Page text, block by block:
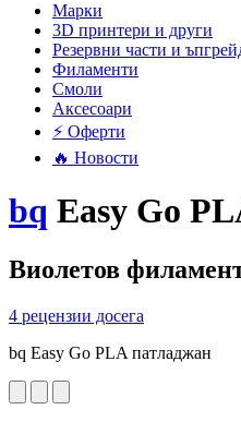
Mарки
3D принтери и други
Резервни части и
Филаменти
Смоли
Аксесоари
⚡ Оферти
🔥 Новости
bq Easy Go
Виолетов
4 рецензии досега
bq Easy Go PLA патладжан